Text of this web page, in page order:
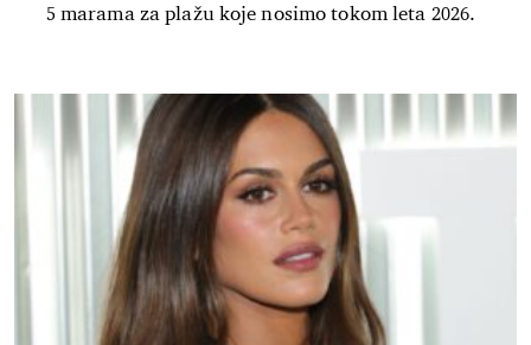
5 marama za plažu koje nosimo tokom leta 2026.